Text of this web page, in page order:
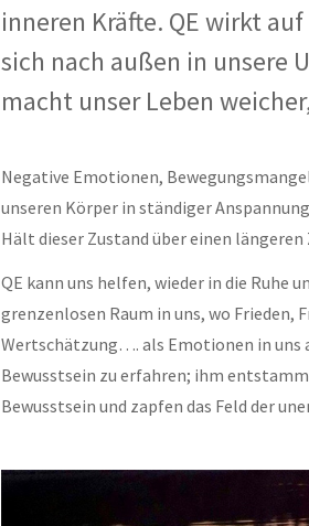
inneren Kräfte. QE wirkt
sich nach außen in unsere
macht unser Leben
Negative Emotionen,
unseren Körper in ständiger
Hält dieser Zustand über einen
QE kann uns helfen, wieder in die Ruhe
grenzenlosen Raum in uns, wo Frieden,
Wertschätzung…. als Emotionen in uns
Bewusstsein zu erfahren; ihm
Bewusstsein und zapfen das Feld der